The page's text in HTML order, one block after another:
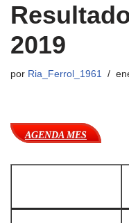
2019
por Ria_Ferrol_1961
AGENDA MES